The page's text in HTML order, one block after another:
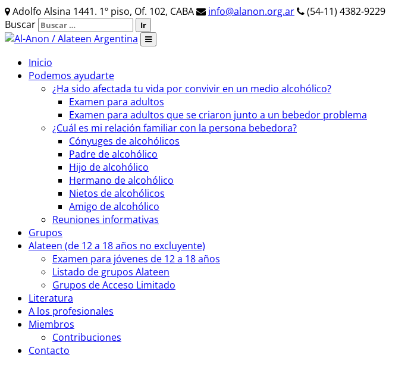
Adolfo Alsina 1441. 1º piso, Of. 102, CABA info@alanon.org.ar
(54-11) 4382-9229
Buscar
Inicio
Podemos ayudarte
¿Ha sido afectada tu vida por convivir en un medio alcohólico?
Examen para adultos
Examen para adultos que se criaron junto a un bebedor problema
¿Cuál es mi relación familiar con la persona bebedora?
Cónyuges de alcohólicos
Padre de alcohólico
Hijo de alcohólico
Hermano de alcohólico
Nietos de alcohólicos
Amigo de alcohólico
Reuniones informativas
Grupos
Alateen (de 12 a 18 años no excluyente)
Examen para jóvenes de 12 a 18 años
Listado de grupos Alateen
Grupos de Acceso Limitado
Literatura
A los profesionales
Miembros
Contribuciones
Contacto